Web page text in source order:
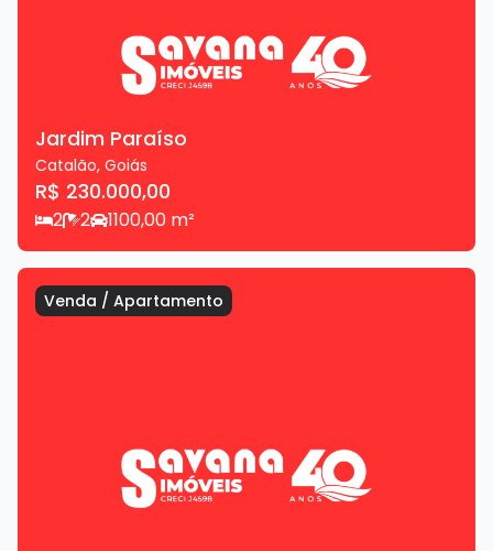
Jardim Paraíso
Catalão, Goiás
R$ 230.000,00
2 2 1100,00 m²
Venda / Apartamento